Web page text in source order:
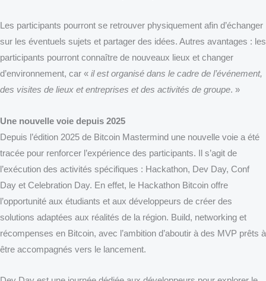
Les participants pourront se retrouver physiquement afin d’échanger
sur les éventuels sujets et partager des idées. Autres avantages : les
participants pourront connaître de nouveaux lieux et changer
d’environnement, car « il est organisé dans le cadre de l’événement,
des visites de lieux et entreprises et des activités de groupe. »
Une nouvelle voie depuis 2025
Depuis l’édition 2025 de Bitcoin Mastermind une nouvelle voie a été
tracée pour renforcer l’expérience des participants. Il s’agit de
l’exécution des activités spécifiques : Hackathon, Dev Day, Conf
Day et Celebration Day. En effet, le Hackathon Bitcoin offre
l’opportunité aux étudiants et aux développeurs de créer des
solutions adaptées aux réalités de la région. Build, networking et
récompenses en Bitcoin, avec l’ambition d’aboutir à des MVP prêts à
être accompagnés vers le lancement.